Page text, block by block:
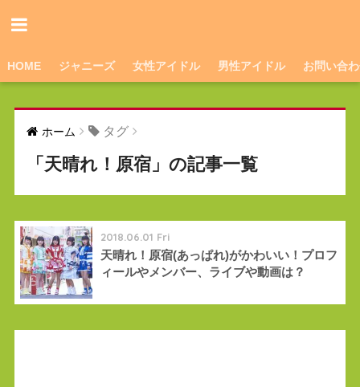
HOME ジャニーズ 女性アイドル 男性アイドル お問い合
ホーム タグ
「天晴れ！原宿」の記事一覧
2018.06.01 Fri
天晴れ！原宿(あっぱれ)がかわいい！プロフ
ィールやメンバー、ライブや動画は？